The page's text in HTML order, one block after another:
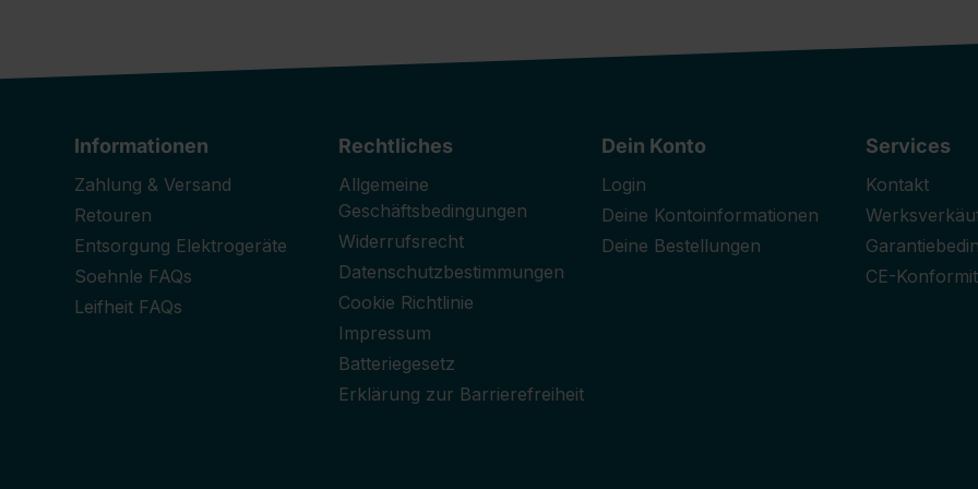
Informationen
Zahlung & Versand
Retouren
Entsorgung Elektrogeräte
Soehnle FAQs
Leifheit FAQs
Rechtliches
Allgemeine
Geschäftsbedingungen
Widerrufsrecht
Datenschutzbestimmungen
Cookie Richtlinie
Impressum
Batteriegesetz
Erklärung zur Barrierefreiheit
Dein Konto
Login
Deine Kontoinformationen
Deine Bestellungen
Services
Kontakt
CE-